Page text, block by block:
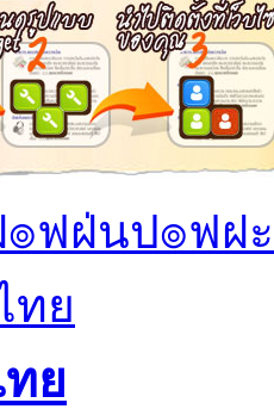
ฟฝ่นป๏ฟฝ
ย